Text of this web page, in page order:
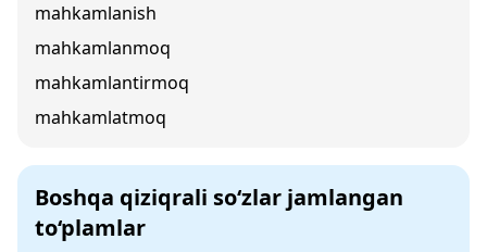
mahkamlanish
mahkamlanmoq
mahkamlantirmoq
mahkamlatmoq
Boshqa qiziqrali so‘zlar jamlangan
to‘plamlar